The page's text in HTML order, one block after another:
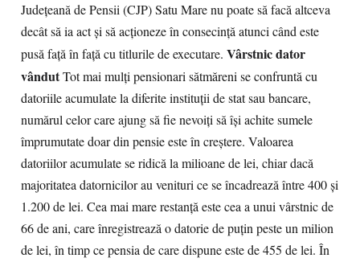
Judeţeană de Pensii (CJP) Satu Mare nu poate să facă altceva
decât să ia act şi să acţioneze în consecinţă atunci când este
pusă faţă în faţă cu titlurile de executare. Vârstnic dator
vândutTot mai mulţi pensionari sătmăreni se confruntă cu
datoriile acumulate la diferite instituţii de stat sau bancare,
numărul celor care ajung să fie nevoiţi să îşi achite sumele
împrumutate doar din pensie este în creştere. Valoarea
datoriilor acumulate se ridică la milioane de lei, chiar dacă
majoritatea datornicilor au venituri ce se încadrează între 400 şi
1.200 de lei. Cea mai mare restanţă este cea a unui vârstnic de
66 de ani, care înregistrează o datorie de puţin peste un milion
de lei, în timp ce pensia de care dispune este de 455 de lei. În